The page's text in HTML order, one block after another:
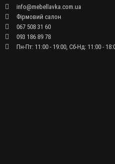
info@mebellavka.com.ua
Фірмовий салон
067 508 31 60
093 186 89 78
Пн-Пт: 11:00 - 19:00, Сб-Нд: 11:00 -